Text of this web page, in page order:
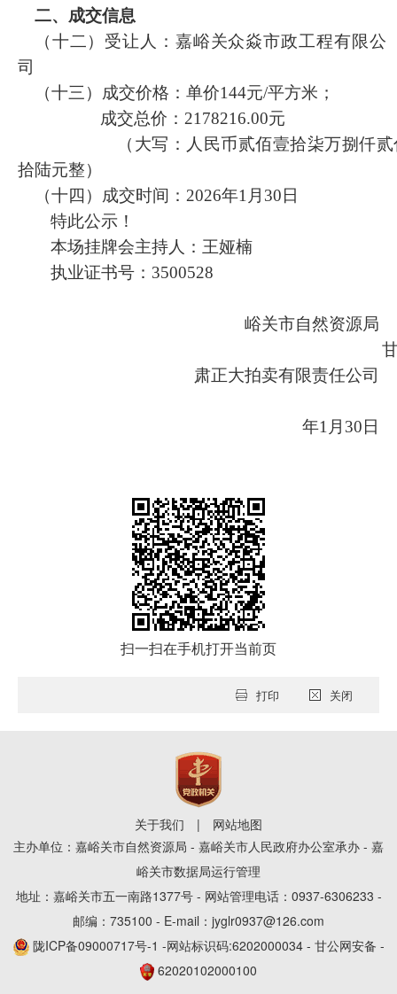
二、 成交信息
（十二）受让人：嘉峪关众焱市政工程有限公
司
（十三）成交价格：单价144元/平方米；
成交总价： 2178216.00元
（大写：人民币贰佰壹拾柒万捌仟
拾陆元整）
（十四）成交时间： 2026年1 月 30 日
特此公示！
本场挂牌会主持人：王娅楠
执业证书号： 3500528
峪关市自然资源局
肃正大拍卖有限责任公司
年1 月 30 日
扫一扫在手机打开当前页
打印 关闭
关于我们 |
网站地图
主办单位：嘉峪关市自然资源局 - 嘉峪关市人民政府办公室承办 - 嘉
峪关市数据局运行管理
地址：嘉峪关市五一南路1377号 - 网站管理电话：0937-6306233 -
邮编：735100 - E-mail：jyglr0937@126.com
陇ICP备09000717号-1 -网站标识码:6202000034 - 甘公网安备 -
62020102000100